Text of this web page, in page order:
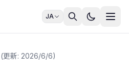
JA
(更新: 2026/6/6)